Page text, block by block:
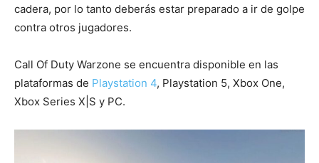
cadera, por lo tanto deberás estar preparado a ir de golpe
contra otros jugadores.
Call Of Duty Warzone se encuentra disponible en las
plataformas de Playstation 4, Playstation 5, Xbox One,
Xbox Series X|S y PC.